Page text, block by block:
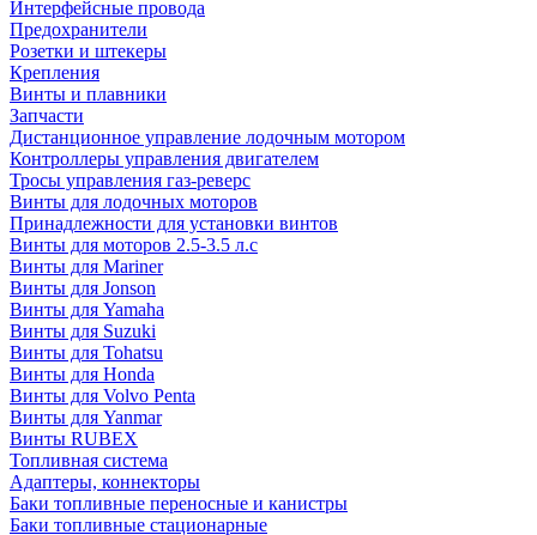
Интерфейсные провода
Предохранители
Розетки и штекеры
Крепления
Винты и плавники
Запчасти
Дистанционное управление лодочным мотором
Контроллеры управления двигателем
Тросы управления газ-реверс
Винты для лодочных моторов
Принадлежности для установки винтов
Винты для моторов 2.5-3.5 л.с
Винты для Mariner
Винты для Jonson
Винты для Yamaha
Винты для Suzuki
Винты для Tohatsu
Винты для Honda
Винты для Volvo Penta
Винты для Yanmar
Винты RUBEX
Топливная система
Адаптеры, коннекторы
Баки топливные переносные и канистры
Баки топливные стационарные